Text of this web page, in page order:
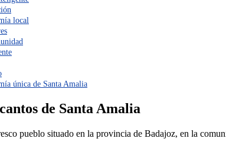
local
única de Santa Amalia
de Santa Amalia
pueblo situado en la provincia de Badajoz, en la